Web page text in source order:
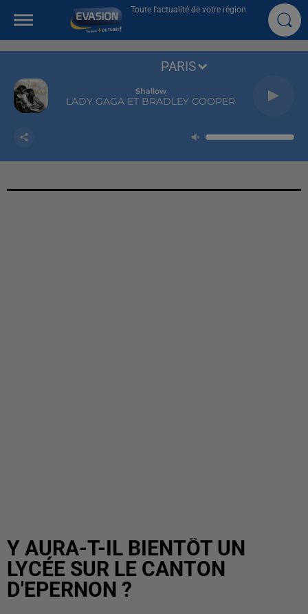
Toute l'actualité de votre région
Shallow
LADY GAGA ET BRADLEY COOPER
PARIS
Y AURA-T-IL BIENTÔT UN
LYCÉE SUR LE CANTON
D'EPERNON ?